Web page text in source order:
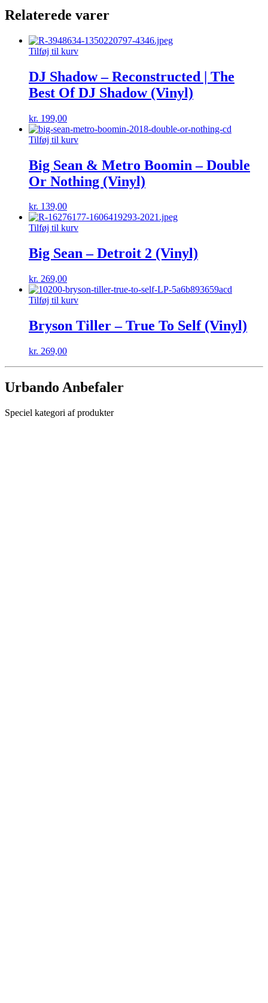
Relaterede varer
Tilføj til kurv
DJ Shadow – Reconstructed | The
Best Of DJ Shadow (Vinyl)
kr. 199,00
Tilføj til kurv
Big Sean & Metro Boomin – Double
Or Nothing (Vinyl)
kr. 139,00
Tilføj til kurv
Big Sean – Detroit 2 (Vinyl)
kr. 269,00
Tilføj til kurv
Bryson Tiller – True To Self (Vinyl)
kr. 269,00
Urbando Anbefaler
Speciel kategori af produkter